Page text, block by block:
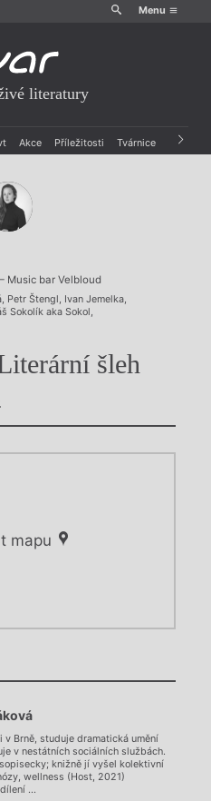
Menu
literatury
Akce Příležitosti Tvárnice Archiv
Music bar Velbloud
, Petr Štengl , Ivan Jemelka,
Sokolík aka Sokol ,
šleh
mapu
se.
se.
Brně, studuje dramatická umění
v nestátních sociálních službách.
knižně jí vyšel kolektivní
wellness (Host, 2021)
...